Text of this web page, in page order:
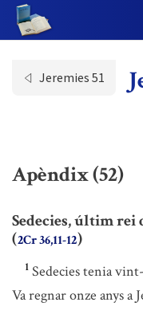
Jeremies 51
Apèndix (52)
Sedecies, últim rei
(2Cr 36,11-12)
1 Sedecies tenia
Va regnar onze anys a